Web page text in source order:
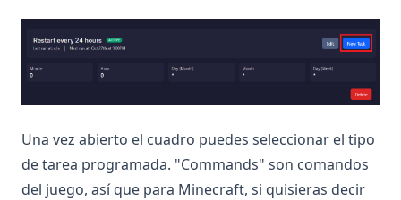
Una vez abierto el cuadro puedes seleccionar el tipo
de tarea programada. "Commands" son comandos
del juego, así que para Minecraft, si quisieras decir